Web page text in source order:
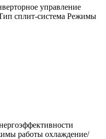
управление
сплит-система Режимы
работы охлаждение/